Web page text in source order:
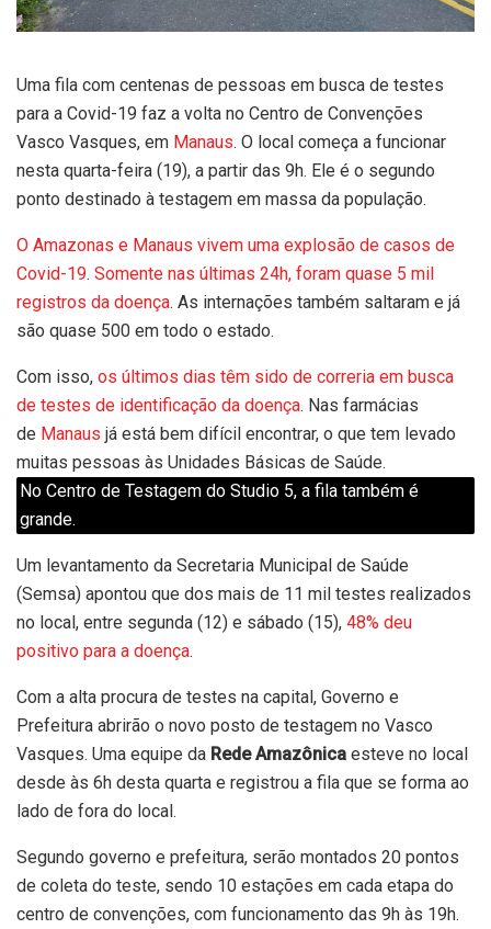
Uma fila com centenas de pessoas em busca de testes
para a Covid-19 faz a volta no Centro de Convenções
Vasco Vasques, em Manaus. O local começa a funcionar
nesta quarta-feira (19), a partir das 9h. Ele é o segundo
ponto destinado à testagem em massa da população.
O Amazonas e Manaus vivem uma explosão de casos de
Covid-19. Somente nas últimas 24h, foram quase 5 mil
registros da doença. As internações também saltaram e já
são quase 500 em todo o estado.
Com isso, os últimos dias têm sido de correria em busca
de testes de identificação da doença. Nas farmácias
de Manaus já está bem difícil encontrar, o que tem levado
muitas pessoas às Unidades Básicas de Saúde.
No Centro de Testagem do Studio 5, a fila também é
grande.
Um levantamento da Secretaria Municipal de Saúde
(Semsa) apontou que dos mais de 11 mil testes realizados
no local, entre segunda (12) e sábado (15), 48% deu
positivo para a doença.
Com a alta procura de testes na capital, Governo e
Prefeitura abrirão o novo posto de testagem no Vasco
Vasques. Uma equipe da Rede Amazônica esteve no local
desde às 6h desta quarta e registrou a fila que se forma ao
lado de fora do local.
Segundo governo e prefeitura, serão montados 20 pontos
de coleta do teste, sendo 10 estações em cada etapa do
centro de convenções, com funcionamento das 9h às 19h.